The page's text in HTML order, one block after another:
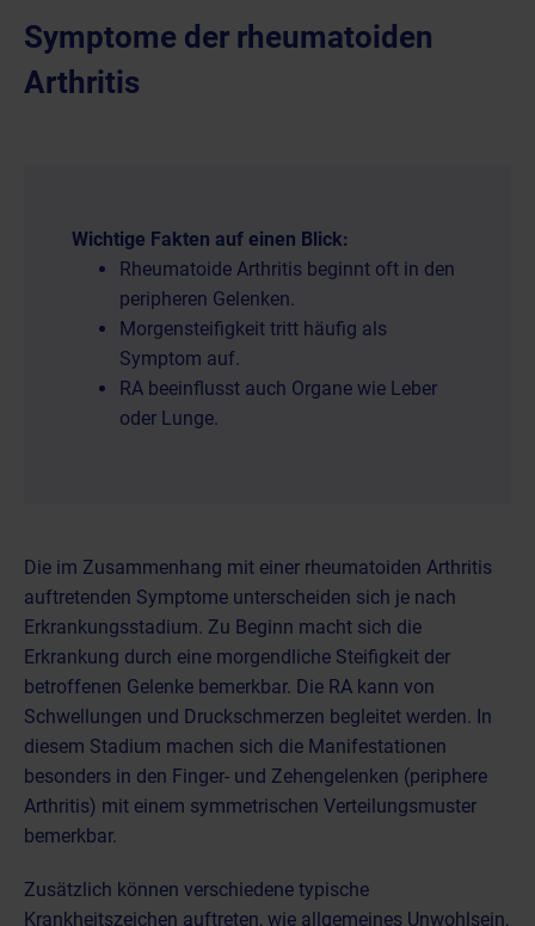
Symptome der rheumatoiden
Arthritis
Wichtige Fakten auf einen Blick:
Rheumatoide Arthritis beginnt oft in den
peripheren Gelenken.
Morgensteifigkeit tritt häufig als
Symptom auf.
RA beeinflusst auch Organe wie Leber
oder Lunge.
Die im Zusammenhang mit einer rheumatoiden Arthritis
auftretenden Symptome unterscheiden sich je nach
Erkrankungsstadium. Zu Beginn macht sich die
Erkrankung durch eine morgendliche Steifigkeit der
betroffenen Gelenke bemerkbar. Die RA kann von
Schwellungen und Druckschmerzen begleitet werden. In
diesem Stadium machen sich die Manifestationen
besonders in den Finger- und Zehengelenken (periphere
Arthritis) mit einem symmetrischen Verteilungsmuster
bemerkbar.
Zusätzlich können verschiedene typische
Krankheitszeichen auftreten, wie allgemeines Unwohlsein,